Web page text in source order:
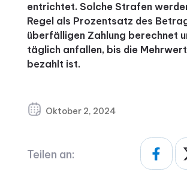
entrichtet. Solche Strafen
Regel als Prozentsatz des
überfälligen Zahlung berechnet
täglich anfallen, bis die
bezahlt ist.
Oktober 2, 2024
Teilen an: